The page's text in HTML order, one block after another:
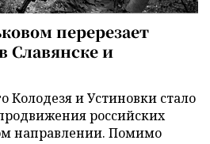
перерезает
Славянске и
Колодезя и Устиновки стало
российских
направлении. Помимо